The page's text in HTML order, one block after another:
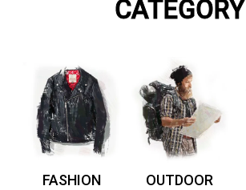
CATEGORY
FASHION OUTDOOR